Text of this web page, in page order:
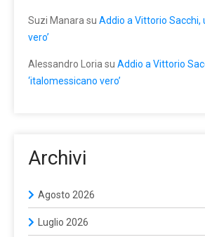
Suzi Manara su Addio a Vittorio Sacchi,
vero’
Alessandro Loria su Addio a Vittorio
‘italomessicano vero’
Archivi
Agosto 2026
Luglio 2026